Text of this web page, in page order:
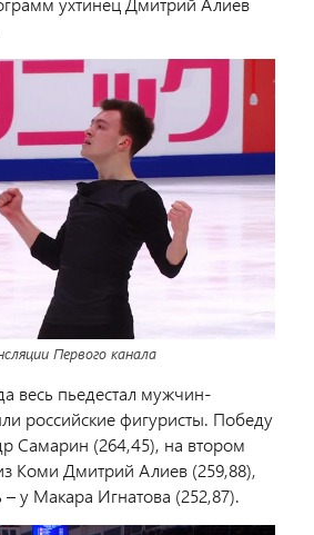
Первого канала
весь пьедестал мужчин-
российские фигуристы. Победу
Самарин (264,45), на втором
Коми Дмитрий Алиев (259,88),
у Макара Игнатова (252,87).